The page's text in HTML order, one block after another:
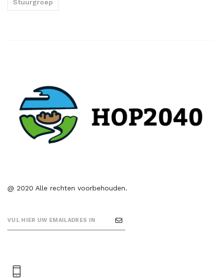
Stuurgroep
@ 2020 Alle rechten voorbehouden.